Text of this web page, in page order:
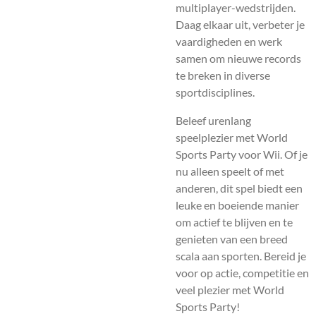
multiplayer-wedstrijden.
Daag elkaar uit, verbeter je
vaardigheden en werk
samen om nieuwe records
te breken in diverse
sportdisciplines.
Beleef urenlang
speelplezier met World
Sports Party voor Wii. Of je
nu alleen speelt of met
anderen, dit spel biedt een
leuke en boeiende manier
om actief te blijven en te
genieten van een breed
scala aan sporten. Bereid je
voor op actie, competitie en
veel plezier met World
Sports Party!